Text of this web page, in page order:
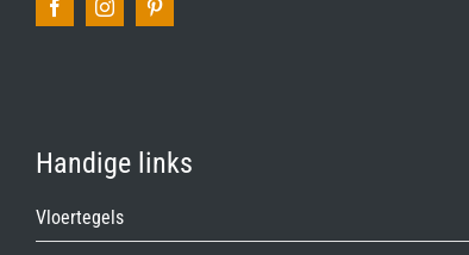
Handige links
Vloertegels